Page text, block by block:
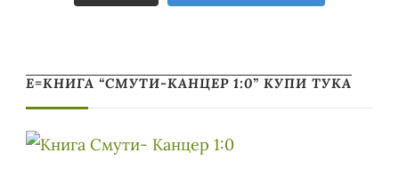
Е=КНИГА “СМУТИ-КАНЦЕР 1:0” КУПИ ТУКА